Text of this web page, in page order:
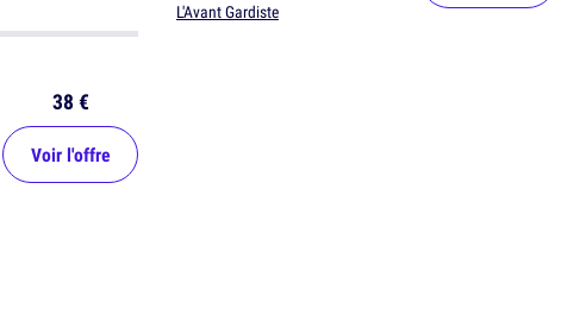
38 €
Voir l'offre
L'Avant Gardiste